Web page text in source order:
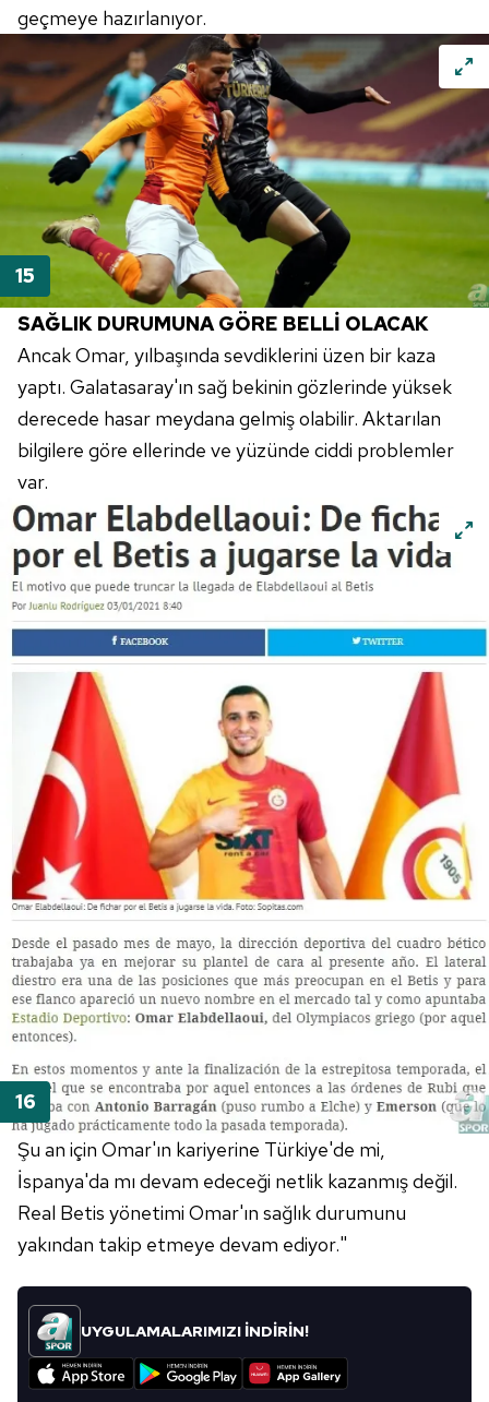
geçmeye hazırlanıyor.
SAĞLIK DURUMUNA GÖRE BELLİ OLACAK
Ancak Omar, yılbaşında sevdiklerini üzen bir kaza
yaptı. Galatasaray'ın sağ bekinin gözlerinde yüksek
derecede hasar meydana gelmiş olabilir. Aktarılan
bilgilere göre ellerinde ve yüzünde ciddi problemler
var.
Şu an için Omar'ın kariyerine Türkiye'de mi,
İspanya'da mı devam edeceği netlik kazanmış değil.
Real Betis yönetimi Omar'ın sağlık durumunu
yakından takip etmeye devam ediyor."
UYGULAMALARIMIZI İNDİRİN!